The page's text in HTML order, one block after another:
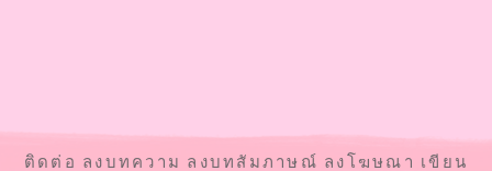
ติดต่อ ลงบทความ ลงบทสัมภาษณ์ ลงโฆษณา เขียน